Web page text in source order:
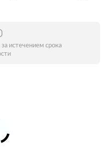
истечением срока